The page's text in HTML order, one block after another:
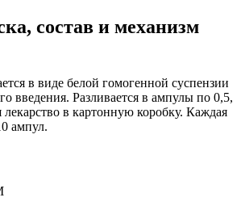
состав и механизм
в виде белой гомогенной суспензии
введения. Разливается в ампулы по 0,5,
в картонную коробку. Каждая
ампул.